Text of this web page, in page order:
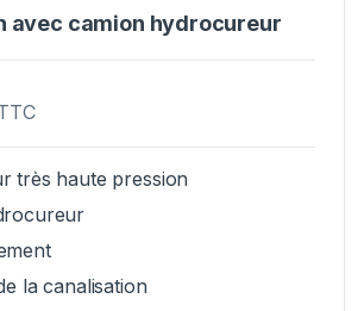
avec camion hydrocureur
très haute pression
la canalisation